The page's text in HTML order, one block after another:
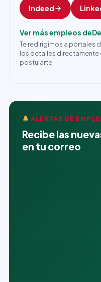
Indeed
Ver más empleos de
Te redirigimos a portales
los detalles directamente
postularte.
ALERTAS DE
Recibe las
en tu correo